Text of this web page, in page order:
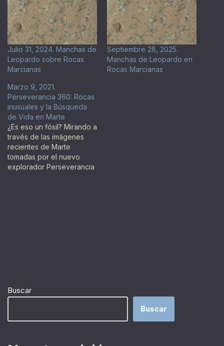
Julio 31, 2024. Manchas de
Leopardo sobre Rocas
Marcianas
Septiembre 28, 2025.
Manchas de Leopardo en
Rocas Marcianas
Marzo 9, 2021.
Perseverancia 360: Rocas
inusuales y la Búsqueda
de Vida en Marte
¿Es eso un fósil? Mirando a
través de las imágenes
recientes de Marte
tomadas por el nuevo
explorador Perseverancia
Buscar
Buscar